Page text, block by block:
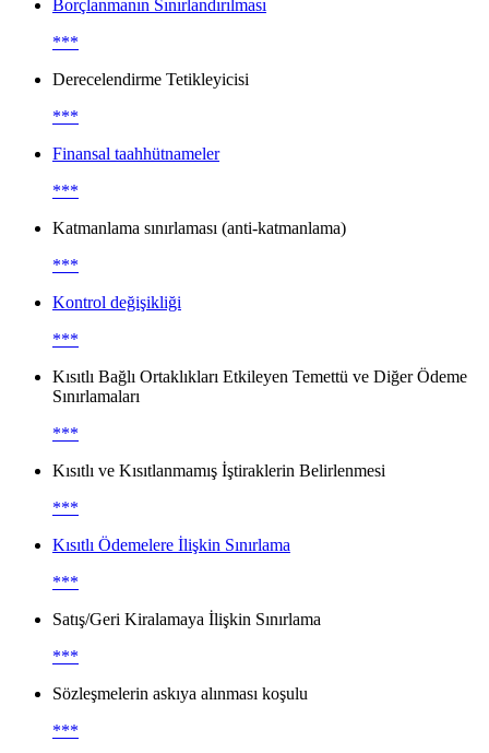
Borçlanmanın Sınırlandırılması
***
Derecelendirme Tetikleyicisi
***
Finansal taahhütnameler
***
Katmanlama sınırlaması (anti-katmanlama)
***
Kontrol değişikliği
***
Kısıtlı Bağlı Ortaklıkları Etkileyen Temettü ve Diğer Ödeme
Sınırlamaları
***
Kısıtlı ve Kısıtlanmamış İştiraklerin Belirlenmesi
***
Kısıtlı Ödemelere İlişkin Sınırlama
***
Satış/Geri Kiralamaya İlişkin Sınırlama
***
Sözleşmelerin askıya alınması koşulu
***